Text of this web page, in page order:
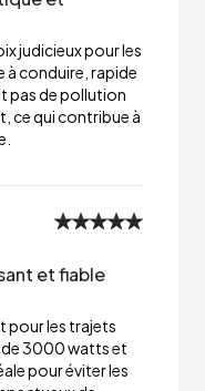
judicieux pour les
à conduire, rapide
pas de pollution
ce qui contribue à
et fiable
pour les trajets
de 3000 watts et
pour éviter les